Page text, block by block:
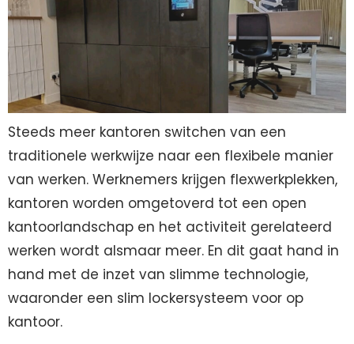
Steeds meer kantoren switchen van een
traditionele werkwijze naar een flexibele manier
van werken. Werknemers krijgen flexwerkplekken,
kantoren worden omgetoverd tot een open
kantoorlandschap en het activiteit gerelateerd
werken wordt alsmaar meer. En dit gaat hand in
hand met de inzet van slimme technologie,
waaronder een slim lockersysteem voor op
kantoor.